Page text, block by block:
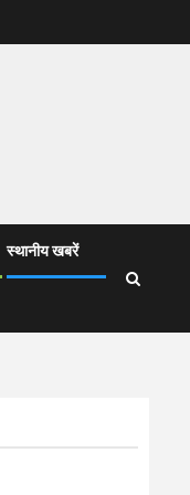
स्थानीय खबरें